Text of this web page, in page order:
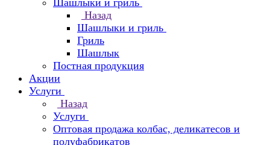
Шашлыки и гриль
Назад
Шашлыки и гриль
Гриль
Шашлык
Постная продукция
Акции
Услуги
Назад
Услуги
Оптовая продажа колбас, деликатесов и
полуфабрикатов